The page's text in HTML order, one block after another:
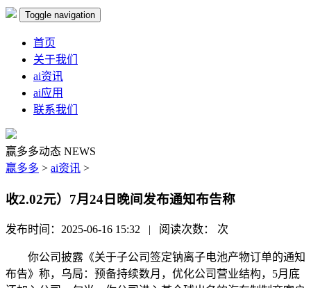
Toggle navigation
首页
关于我们
ai资讯
ai应用
联系我们
赢多多动态 NEWS
赢多多 > ai资讯 >
收2.02元）7月24日晚间发布通知布告称
发布时间：2025-06-16 15:32 | 阅读次数： 次
你公司披露《关于子公司签定钠离子电池产物订单的通知
布告》称，乌局：预备持续数月，优化公司营业结构，5月底